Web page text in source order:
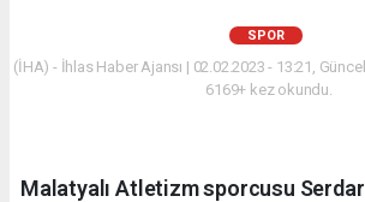
SPOR
(İHA) - İhlas Haber Ajansı | 02.02.2023 - 13:21,
6169+ kez okundu.
Malatyalı Atletizm sporcusu Serdar